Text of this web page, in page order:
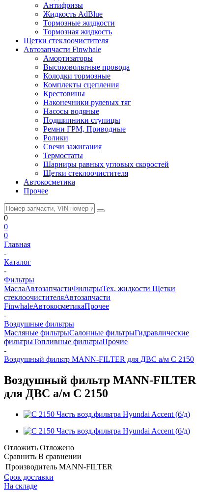
Антифризы
Жидкость AdBlue
Тормозные жидкости
Тормозная жидкость
Щетки стеклоочистителя
Автозапчасти Finwhale
Амортизаторы
Высоковольтные провода
Колодки тормозные
Комплекты сцепления
Крестовины
Наконечники рулевых тяг
Насосы водяные
Подшипники ступицы
Ремни ГРМ, Приводные
Ролики
Свечи зажигания
Термостаты
Шарниры равных угловых скоростей
Щетки стеклоочистителя
Автокосметика
Прочее
0
0
0
Главная
-
Каталог
-
Фильтры
МаслаАвтозапчастиФильтрыТех. жидкости Щетки
стеклоочистителяАвтозапчасти
FinwhaleАвтокосметикаПрочее
-
Воздушные фильтры
Масляные фильтрыСалонные фильтрыГидравлические
фильтрыТопливные фильтрыПрочие
-
Воздушный фильтр MANN-FILTER для ДВС а/м C 2150
Воздушный фильтр MANN-FILTER
для ДВС а/м C 2150
Отложить Отложено
Сравнить В сравнении
Производитель MANN-FILTER
Срок доставки
На складе